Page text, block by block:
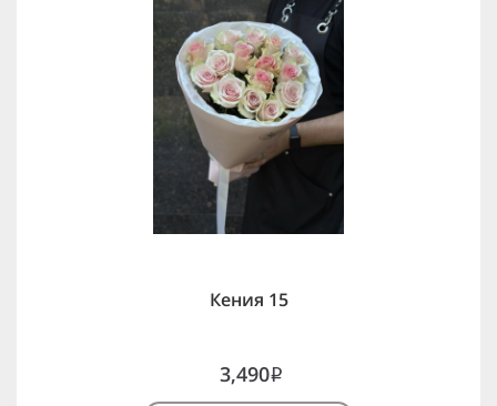
Кения 15
3,490i